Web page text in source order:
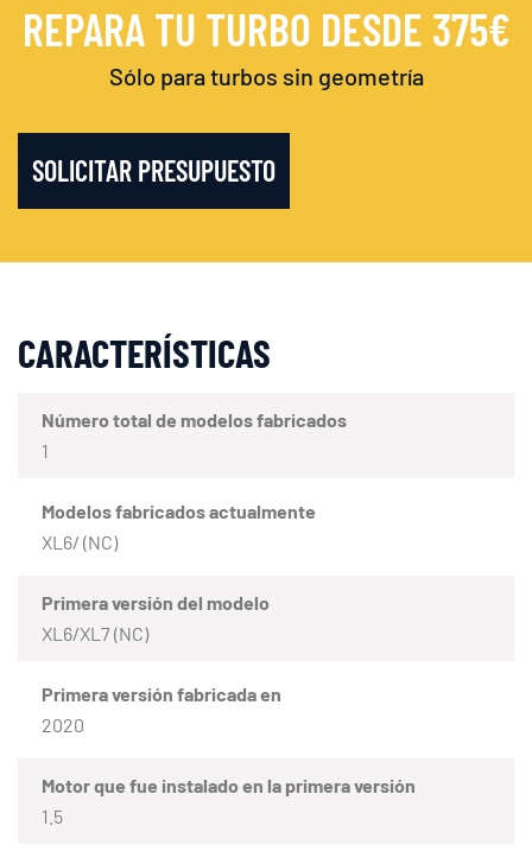
REPARA TU TURBO DESDE 375€
Sólo para turbos sin geometría
SOLICITAR PRESUPUESTO
CARACTERÍSTICAS
Número total de modelos fabricados
1
Modelos fabricados actualmente
XL6/ (NC)
Primera versión del modelo
XL6/XL7 (NC)
Primera versión fabricada en
2020
Motor que fue instalado en la primera versión
1.5